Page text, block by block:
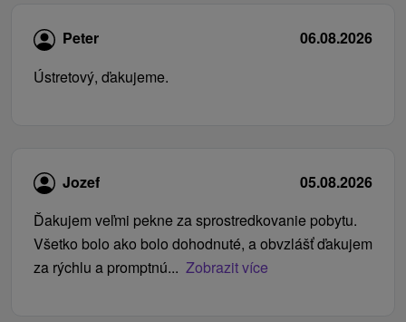
Peter
06.08.2026
Ústretový, ďakujeme.
Jozef
05.08.2026
Ďakujem veľmi pekne za sprostredkovanie pobytu.
Všetko bolo ako bolo dohodnuté, a obvzlášť ďakujem
za rýchlu a promptnú... Zobrazit více